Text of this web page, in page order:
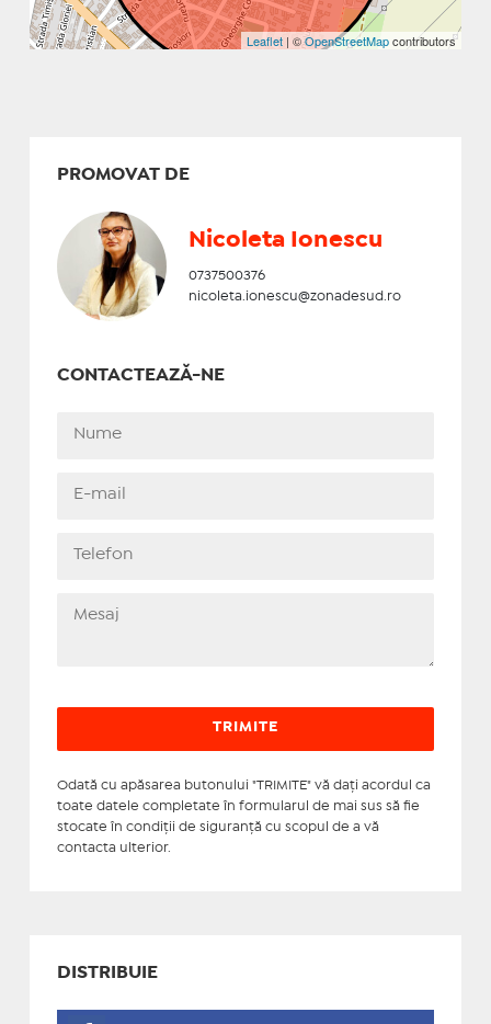
Leaflet | ©OpenStreetMapcontributors
PROMOVAT DE
Nicoleta Ionescu
0737500376
nicoleta.ionescu@zonadesud.ro
CONTACTEAZĂ-NE
Odată cu apăsarea butonului "TRIMITE" vă daţi acordul ca
toate datele completate în formularul de mai sus să fie
stocate în condiţii de siguranţă cu scopul de a vă
contacta ulterior.
DISTRIBUIE